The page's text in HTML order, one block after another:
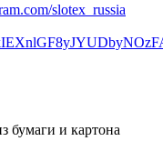
slotex_russia
бумаги и картона